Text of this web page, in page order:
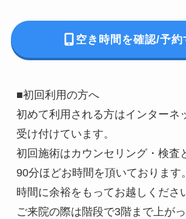
空き時間を確認/予約
■初回利用の方へ
初めて利用される方はインターネ
受け付けています。
初回施術はカウンセリング・検査
90分ほどお時間を頂いております。
時間に余裕をもってお越しくださ
ご来院の際は階段で3階まで上が